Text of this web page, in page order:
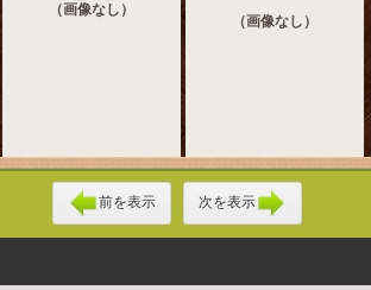
（画像なし）
（画像なし）
前を表示 次を表示